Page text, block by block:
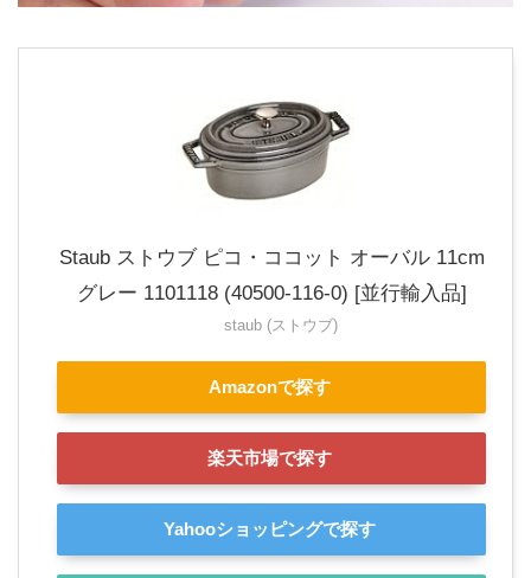
Staub ストウブ ピコ・ココット オーバル 11cm
グレー 1101118 (40500-116-0) [並行輸入品]
staub (ストウブ)
Amazonで探す
楽天市場で探す
Yahooショッピングで探す